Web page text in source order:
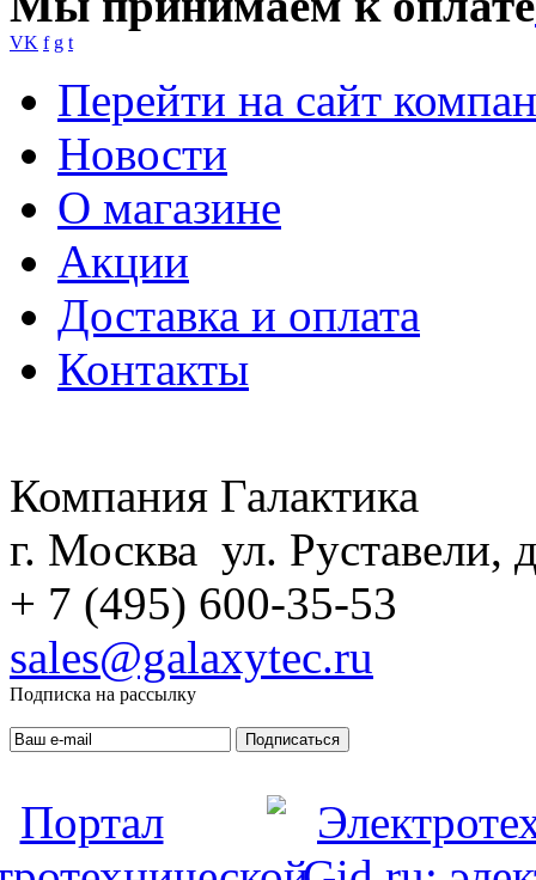
VK f g t
Перейти на сайт
Новости
О магазине
Акции
Доставка и оплата
Контакты
Компания Галактика
г. Москва ул. Руставели,
+ 7 (495) 600-35-53
sales@galaxytec.ru
Подписка на рассылку
Подписаться